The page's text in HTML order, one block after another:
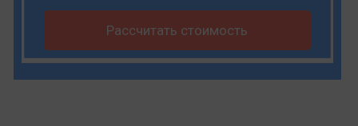
Рассчитать стоимость